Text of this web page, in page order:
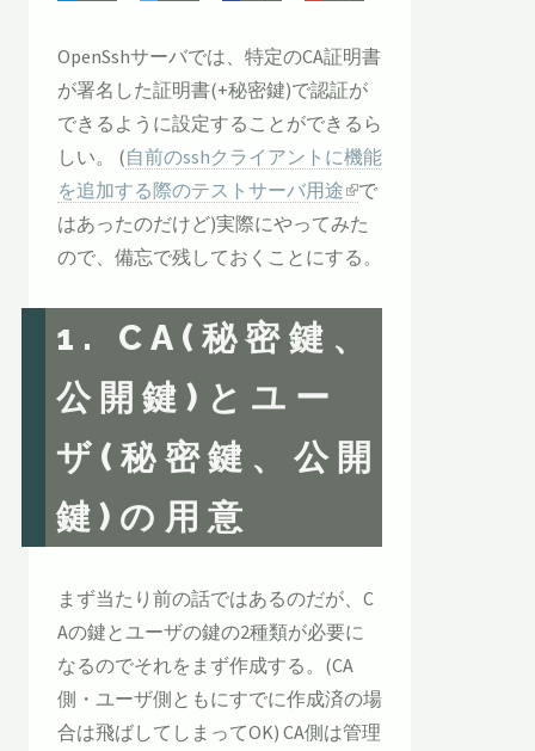
OpenSshサーバでは、特定のCA証明書
が署名した証明書(+秘密鍵)で認証が
できるように設定することができるら
しい。 (自前のsshクライアントに機能
を追加する際のテストサーバ用途
で
はあったのだけど)実際にやってみた
ので、備忘で残しておくことにする。
1. CA(秘密鍵、
公開鍵)とユー
ザ(秘密鍵、公開
鍵)の用意
まず当たり前の話ではあるのだが、C
Aの鍵とユーザの鍵の2種類が必要に
なるのでそれをまず作成する。(CA
側・ユーザ側ともにすでに作成済の場
合は飛ばしてしまってOK) CA側は管理